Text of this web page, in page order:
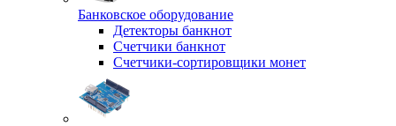
Банковское оборудование
Детекторы банкнот
Счетчики банкнот
Счетчики-сортировщики монет